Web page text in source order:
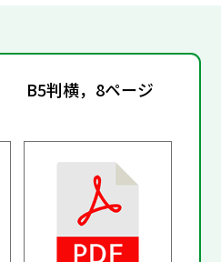
B5判横，8ページ